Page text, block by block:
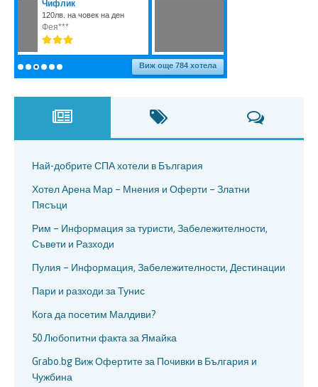
Най-добрите СПА хотели в България
Хотел Арена Мар – Мнения и Оферти – Златни
Пясъци
Рим – Информация за туристи, Забележителности,
Съвети и Разходи
Пулия – Информация, Забележителности, Дестинации
Пари и разходи за Тунис
Кога да посетим Малдиви?
50 Любопитни факта за Ямайка
Grabo.bg Виж Офертите за Почивки в България и
Чужбина